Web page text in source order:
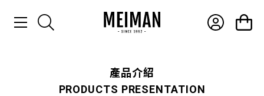
產品介紹
產品介紹
PRODUCTS PRESENTATION